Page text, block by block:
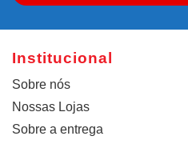
Institucional
Sobre nós
Nossas Lojas
Sobre a entrega